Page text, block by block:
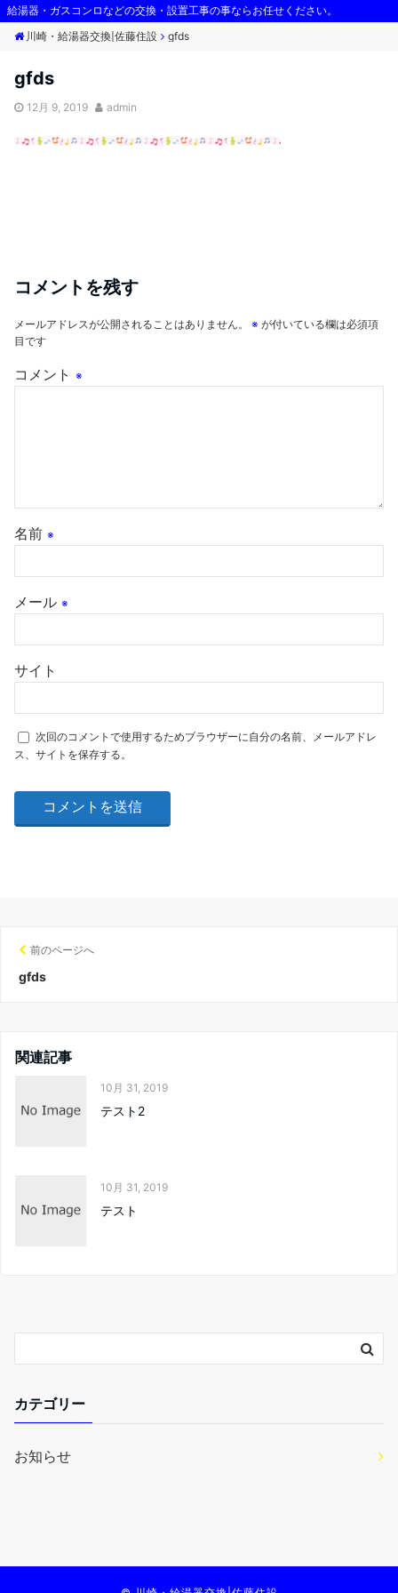
給湯器・ガスコンロなどの交換・設置工事の事ならお任せください。
川崎・給湯器交換|佐藤住設
川崎・給湯器交換|佐藤住設
gfds
gfds
12月 9, 2019 admin
コメントを残す
メールアドレスが公開されることはありません。 ※ が付いている欄は必須項
目です
コメント ※
名前 ※
メール ※
サイト
次回のコメントで使用するためブラウザーに自分の名前、メールアドレ
ス、サイトを保存する。
前のページへ
gfds
関連記事
10月 31, 2019
テスト2
10月 31, 2019
テスト
カテゴリー
お知らせ